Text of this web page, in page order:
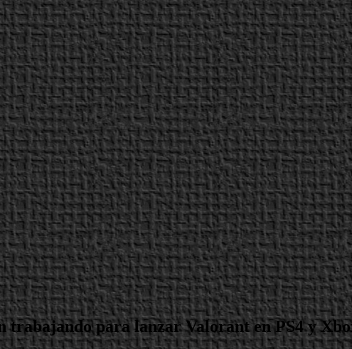
trabajando para lanzar Valorant en PS4 y